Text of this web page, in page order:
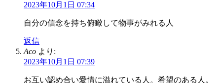
2023年10月1日 07:34
自分の信念を持ち俯瞰して物事がみれる人
返信
Aco より:
2023年10月1日 07:39
お互い認め合い愛情に溢れている人。希望のある人。